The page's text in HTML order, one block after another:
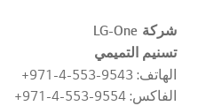
شركة LG-One
تسنيم التميمي
الهاتف: 9543-553-4-971+
الفاكس: 9554-553-4-971+